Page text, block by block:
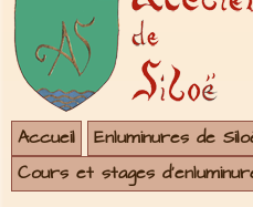
Accueil Enluminures de
Cours et stages